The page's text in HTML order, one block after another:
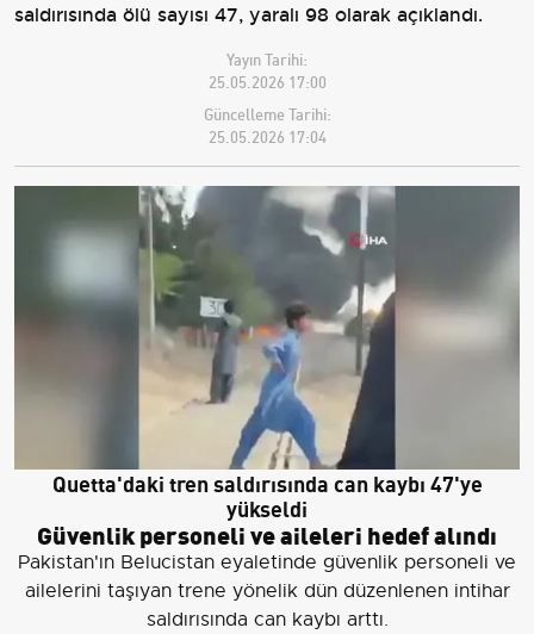
saldırısında ölü sayısı 47, yaralı 98 olarak açıklandı.
Yayın Tarihi:
25.05.2026 17:00
Güncelleme Tarihi:
25.05.2026 17:04
Quetta'daki tren saldırısında can kaybı 47'ye
yükseldi
Güvenlik personeli ve aileleri hedef alındı
Pakistan'ın Belucistan eyaletinde güvenlik personeli ve
ailelerini taşıyan trene yönelik dün düzenlenen intihar
saldırısında can kaybı arttı.